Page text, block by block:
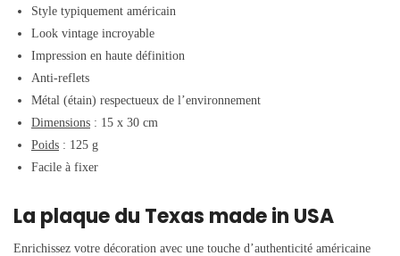
Style typiquement américain
Look vintage incroyable
Impression en haute définition
Anti-reflets
Métal (étain) respectueux de l’environnement
Dimensions : 15 x 30 cm
Poids : 125 g
Facile à fixer
La plaque du Texas made in USA
Enrichissez votre décoration avec une touche d’authenticité américaine